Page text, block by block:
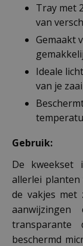
Tray met
van
Gemaakt
Ideale
van je
Gebruik:
De kweekset
allerlei
de vakjes met
beschermd